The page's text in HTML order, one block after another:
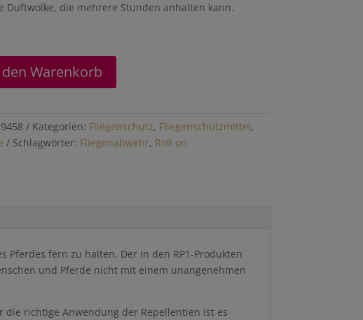
Duftwolke, die mehrere Stunden anhalten kann.
Warenkorb
Kategorien: Fliegenschutz, Fliegenschutzmittel,
Schlagwörter: Fliegenabwehr, Roll on
Pferdes fern zu halten. Der in den RP1-Produkten
und Pferde nicht mit einem unangenehmen
richtige Anwendung der Repellentien ist es